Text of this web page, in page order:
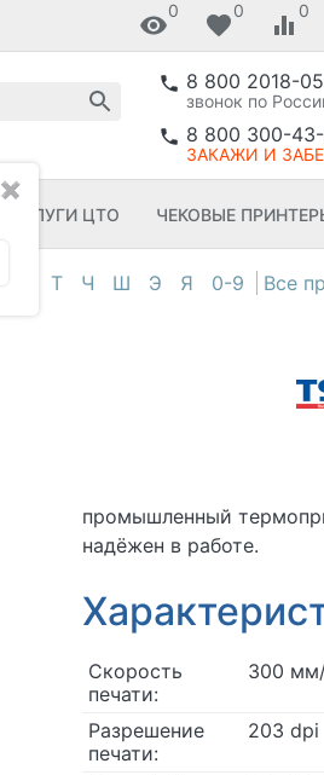
0 0 0
✖
8 800 2018-
звонок по
8 800 300-
ЗАКАЖИ И
УСЛУГИ ЦТО ЧЕКОВЫЕ
Т Ч Ш Э Я 0-9
промышленный
надёжен в работе.
Скорость
печати:
300
Разрешение
печати:
203 dpi